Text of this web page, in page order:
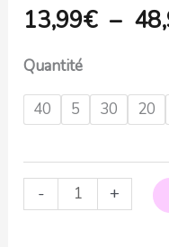
13,99€ –
Quantité
40 5 30 20
- +